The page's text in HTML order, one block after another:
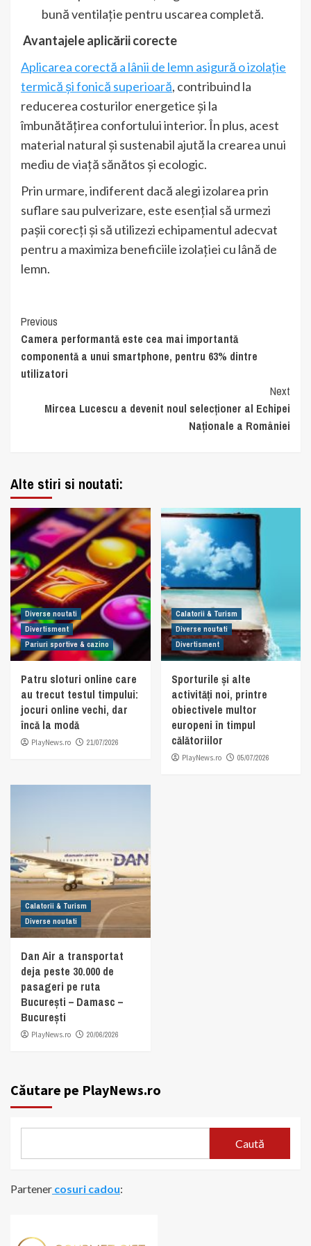
bună ventilație pentru uscarea completă.
Avantajele aplicării corecte
Aplicarea corectă a lânii de lemn asigură o izolație
termică și fonică superioară, contribuind la
reducerea costurilor energetice și la
îmbunătățirea confortului interior. În plus, acest
material natural și sustenabil ajută la crearea unui
mediu de viață sănătos și ecologic.
Prin urmare, indiferent dacă alegi izolarea prin
suflare sau pulverizare, este esențial să urmezi
pașii corecți și să utilizezi echipamentul adecvat
pentru a maximiza beneficiile izolației cu lână de
lemn.
Continue
Reading
Previous
Camera performantă este cea mai importantă
componentă a unui smartphone, pentru 63% dintre
utilizatori
Next
Mircea Lucescu a devenit noul selecționer al Echipei
Naționale a României
Alte stiri si noutati:
Diverse noutati
Divertisment
Pariuri sportive & cazino
Patru sloturi online care
au trecut testul timpului:
jocuri online vechi, dar
încă la modă
PlayNews.ro 21/07/2026
Calatorii & Turism
Diverse noutati
Divertisment
Sporturile și alte
activități noi, printre
obiectivele multor
europeni în timpul
călătoriilor
PlayNews.ro 05/07/2026
Calatorii & Turism
Diverse noutati
Dan Air a transportat
deja peste 30.000 de
pasageri pe ruta
București – Damasc –
București
PlayNews.ro 20/06/2026
Căutare pe PlayNews.ro
Caută
Partener cosuri cadou: